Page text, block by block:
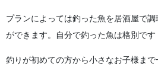
プランによっては釣った魚を居酒屋で
ができます。自分で釣った魚は格別です
釣りが初めての方から小さなお子様ま